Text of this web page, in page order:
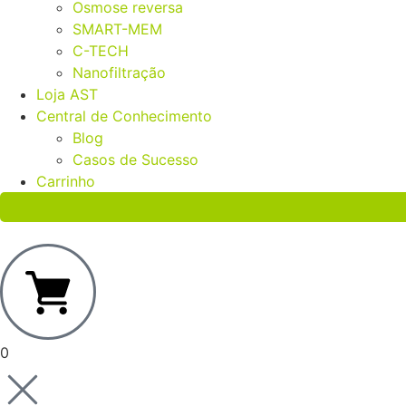
Osmose reversa
SMART-MEM
C-TECH
Nanofiltração
Loja AST
Central de Conhecimento
Blog
Casos de Sucesso
Carrinho
0